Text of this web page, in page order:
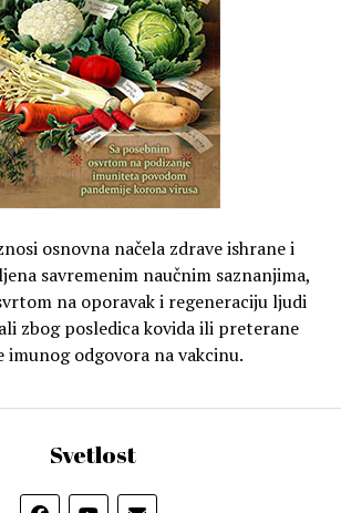
osnovna načela zdrave ishrane i
savremenim naučnim saznanjima,
na oporavak i regeneraciju ljudi
zbog posledica kovida ili preterane
imunog odgovora na vakcinu.
Svetlost